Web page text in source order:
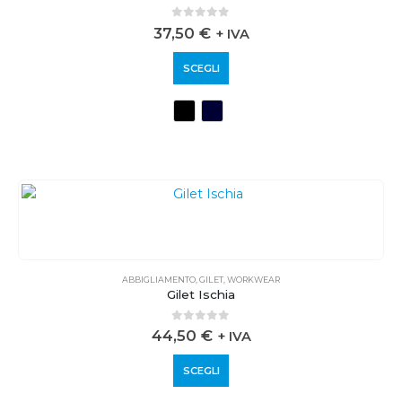
0out of 5
37,50 € + IVA
SCEGLI
ABBIGLIAMENTO,GILET,WORKWEAR
Gilet Ischia
0out of 5
44,50 € + IVA
SCEGLI